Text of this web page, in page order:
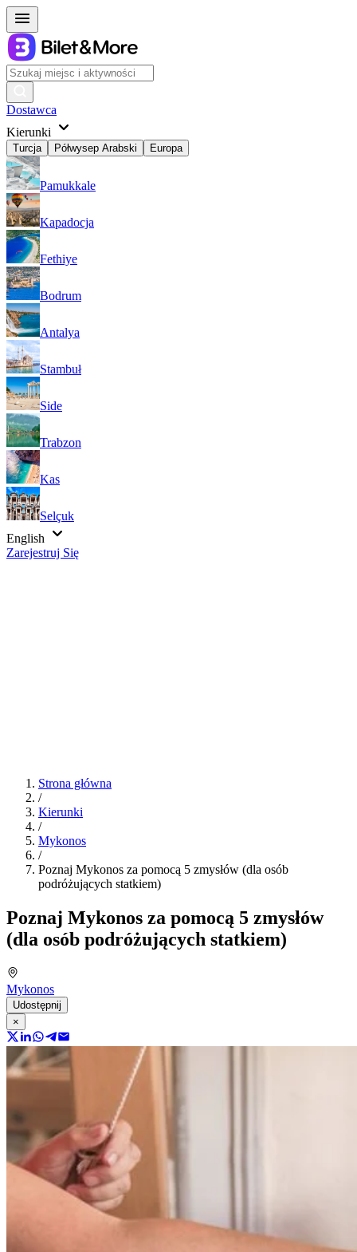
Dostawca
Kierunki
Turcja Półwysep Arabski Europa
Pamukkale
Kapadocja
Fethiye
Bodrum
Antalya
Stambuł
Side
Trabzon
Kas
Selçuk
English
Zarejestruj Się
Strona główna
/
Kierunki
/
Mykonos
/
Poznaj Mykonos za pomocą 5 zmysłów (dla osób
podróżujących statkiem)
Poznaj Mykonos za pomocą 5 zmysłów
(dla osób podróżujących statkiem)
Mykonos
Udostępnij
×